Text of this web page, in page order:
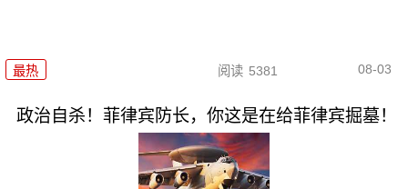
最热 阅读 5381 08-03
政治自杀！菲律宾防长，你这是在给菲律宾掘墓！